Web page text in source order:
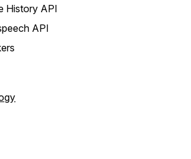
History API
API